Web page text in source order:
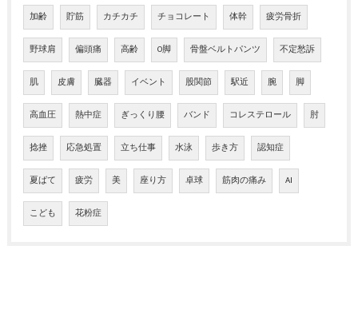
加齢 貯筋 カチカチ チョコレート 体幹 疲労骨折
野球肩 偏頭痛 高齢 O脚 骨盤ベルトパンツ 不定愁訴
肌 皮膚 臓器 イベント 股関節 駅近 腕 脚
高血圧 熱中症 ぎっくり腰 バンド コレステロール 肘
捻挫 応急処置 立ち仕事 水泳 歩き方 認知症
夏ばて 疲労 美 座り方 卓球 筋肉の痛み AI
こども 花粉症